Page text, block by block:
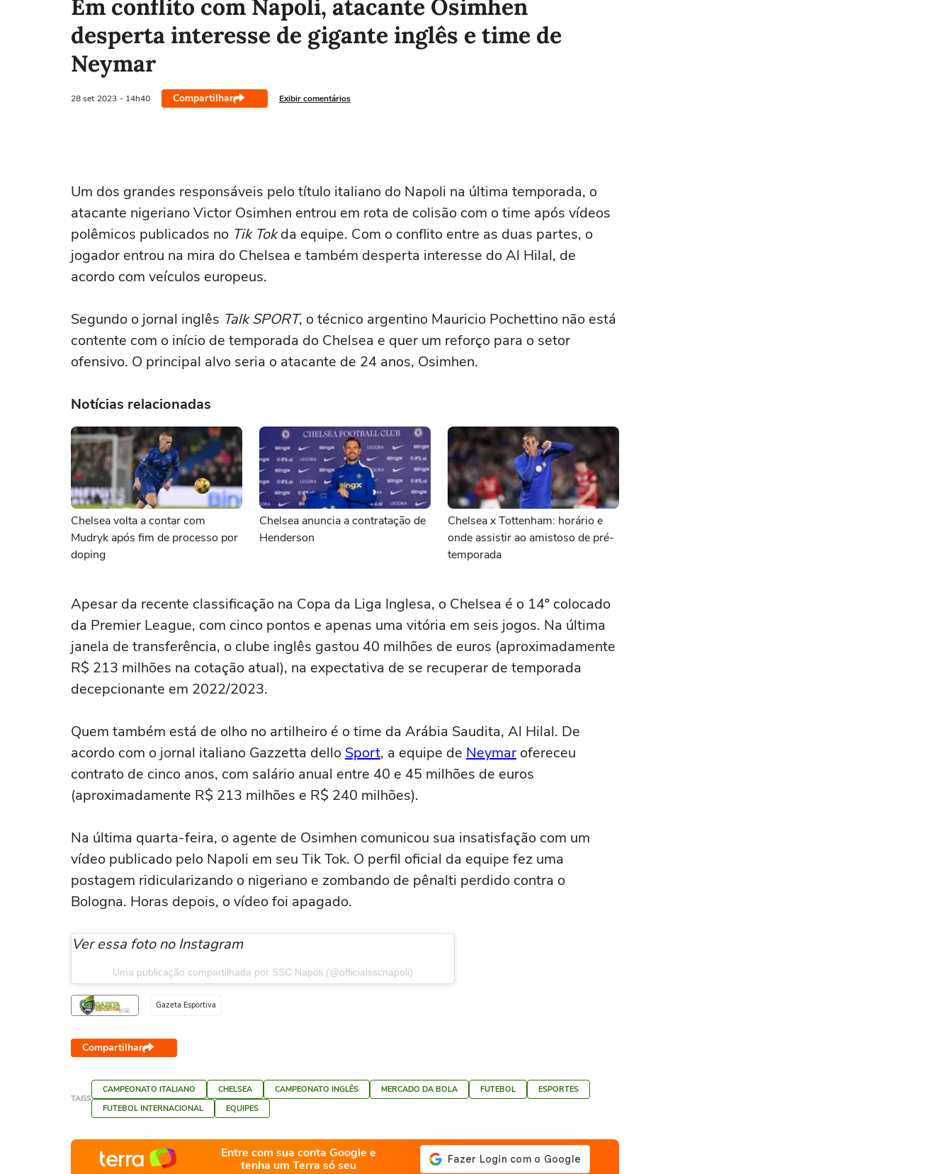
Em conflito com Napoli, atacante Osimhen
desperta interesse de gigante inglês e time de
Neymar
28 set 2023 - 14h40 Compartilhar Exibir comentários
Um dos grandes responsáveis pelo título italiano do Napoli na última temporada, o
atacante nigeriano Victor Osimhen entrou em rota de colisão com o time após vídeos
polêmicos publicados no Tik Tokda equipe. Com o conflito entre as duas partes, o
jogador entrou na mira do Chelsea e também desperta interesse do Al Hilal, de
acordo com veículos europeus.
Segundo o jornal inglês Talk SPORT, o técnico argentino Mauricio Pochettino não está
contente com o início de temporada do Chelsea e quer um reforço para o setor
ofensivo. O principal alvo seria o atacante de 24 anos, Osimhen.
Notícias relacionadas
Chelsea volta a contar com
Mudryk após fim de processo por
doping
Chelsea anuncia a contratação de
Henderson
Chelsea x Tottenham: horário e
onde assistir ao amistoso de pré-
temporada
Apesar da recente classificação na Copa da Liga Inglesa, o Chelsea é o 14º colocado
da Premier League, com cinco pontos e apenas uma vitória em seis jogos. Na última
janela de transferência, o clube inglês gastou 40 milhões de euros (aproximadamente
R$ 213 milhões na cotação atual), na expectativa de se recuperar de temporada
decepcionante em 2022/2023.
Quem também está de olho no artilheiro é o time da Arábia Saudita, Al Hilal. De
acordo com o jornal italiano Gazzetta dello Sport, a equipe de Neymar ofereceu
contrato de cinco anos, com salário anual entre 40 e 45 milhões de euros
(aproximadamente R$ 213 milhões e R$ 240 milhões).
Na última quarta-feira, o agente de Osimhen comunicou sua insatisfação com um
vídeo publicado pelo Napoli em seu Tik Tok. O perfil oficial da equipe fez uma
postagem ridicularizando o nigeriano e zombando de pênalti perdido contra o
Bologna. Horas depois, o vídeo foi apagado.
Ver essa foto no Instagram
Uma publicação compartilhada por SSC Napoli (@officialsscnapoli)
Gazeta Esportiva
Compartilhar
TAGS
CAMPEONATO ITALIANO CHELSEA CAMPEONATO INGLÊS MERCADO DA BOLA FUTEBOL
ESPORTES
FUTEBOL INTERNACIONAL
EQUIPES
Entre com sua conta Google e
tenha um Terra só seu